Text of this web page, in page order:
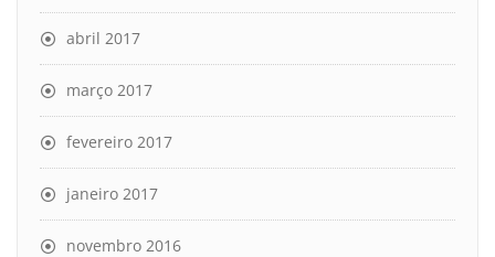
abril 2017
março 2017
fevereiro 2017
janeiro 2017
novembro 2016